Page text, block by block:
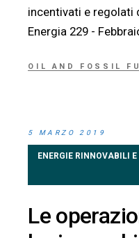
incentivati e regolati
Energia 229 -
OIL AND FOSSIL
5 MARZO 2019
ENERGIE RINNOVABILI
Le